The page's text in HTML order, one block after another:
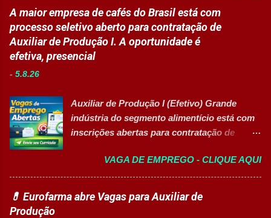
e estudantes. 👉 CANDIDATAR-SE AGORA
Resumo da vaga Cargo: Auxiliar
Educacional Empresa: Sesc Tipo de
contratação: Efetivo (CLT) Modelo de
Apoiar professores durante atividades
pedagógicas. Auxiliar estudantes em
projetos educacionais. Dar suporte em
Disponibilizar materiais utilizados nas
atividades. Monitorar estudantes durante
aulas e recreios. Contribuir para um
A maior empresa de cafés do Brasil está com
processo seletivo aberto para contratação de
Auxiliar de Produção I. A oportunidade é
efetiva, presencial
- 5.8.26
Auxiliar de Produção I (Efetivo) Grande
indústria do segmento alimentício está com
inscrições abertas para contratação de
AGORA Resumo da vaga Cargo: Auxiliar de
Produção I Empresa: Grupo 3Corações Tipo
de contratação: Efetivo (CLT) Modelo de
trabalho: Presencial Inscrições até: 10 de
VAGA DE EMPREGO - CLIQUE AQUI
💊 Eurofarma abre Vagas para Auxiliar de
Produção